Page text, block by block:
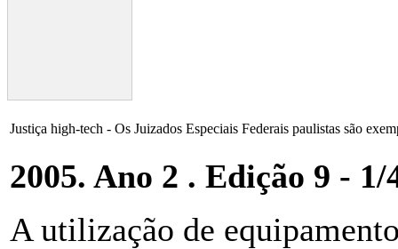
Justiça high-tech - Os Juizados Especiais Federais paulistas são
2005. Ano 2 . Edição 9 - 1/
A utilização de